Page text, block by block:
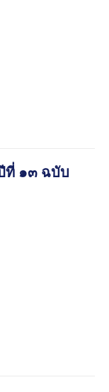
ที่ ๑๓ ฉบับ